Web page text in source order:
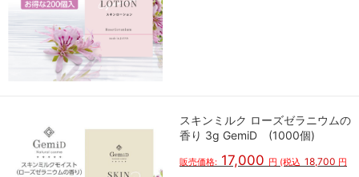
スキンミルク ローズゼラニウムの
香り 3g GemiD (1000個)
販売価格: 17,000 円 (税込 18,700 円